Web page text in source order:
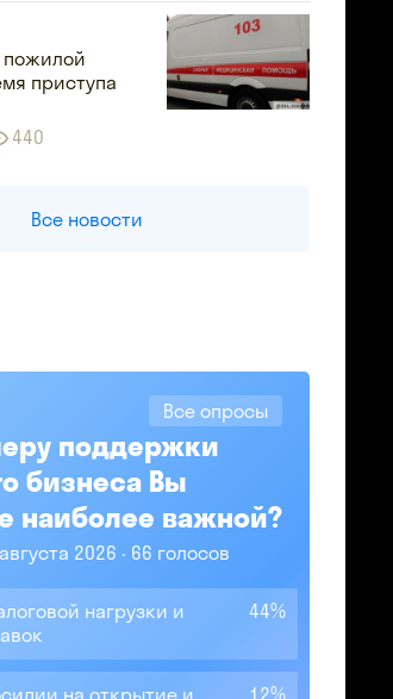
пожилой
приступа
440
Все новости
Все опросы
поддержки
бизнеса Вы
наиболее важной?
2026 66 голосов
нагрузки и
44%
на открытие и
12%